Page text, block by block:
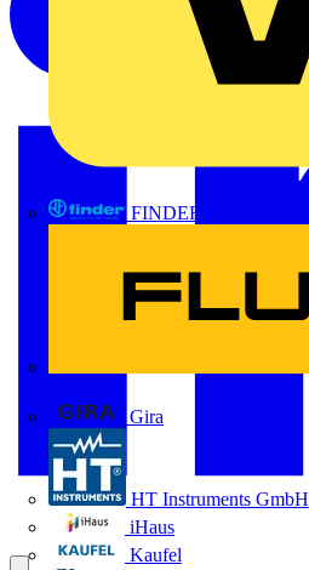
FINDER
Gira
HT Instruments GmbH
iHaus
Kaufel